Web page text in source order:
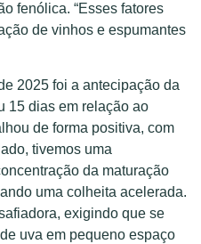
fenólica. “Esses fatores
de vinhos e espumantes
2025 foi a antecipação da
15 dias em relação ao
de forma positiva, com
tivemos uma
da maturação
uma colheita acelerada.
exigindo que se
uva em pequeno espaço